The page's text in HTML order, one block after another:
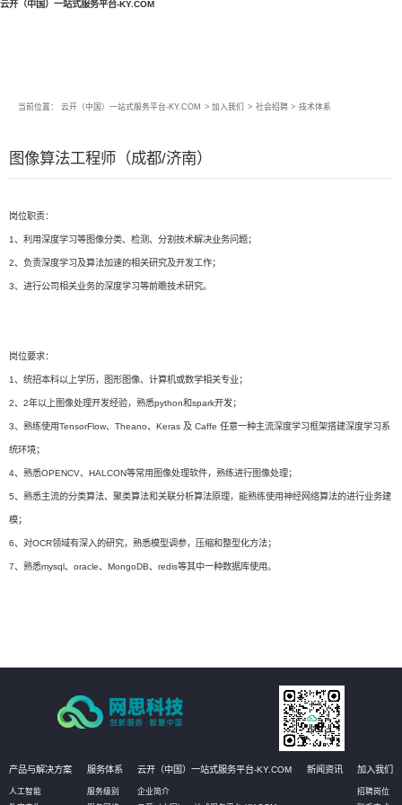
云开（中国）一站式服务平台-KY.COM
当前位置： 云开（中国）一站式服务平台-KY.COM > 加入我们 > 社会招聘 > 技术体系
图像算法工程师（成都/济南）
岗位职责：
1、利用深度学习等图像分类、检测、分割技术解决业务问题；
2、负责深度学习及算法加速的相关研究及开发工作；
3、进行公司相关业务的深度学习等前瞻技术研究。
岗位要求：
1、统招本科以上学历，图形图像、计算机或数学相关专业；
2、2年以上图像处理开发经验，熟悉python和spark开发；
3、熟练使用TensorFlow、Theano、Keras 及 Caffe 任意一种主流深度学习框架搭建深度学习系
统环境；
4、熟悉OPENCV、HALCON等常用图像处理软件，熟练进行图像处理；
5、熟悉主流的分类算法、聚类算法和关联分析算法原理，能熟练使用神经网络算法的进行业务建
模；
6、对OCR领域有深入的研究，熟悉模型调参，压缩和整型化方法；
7、熟悉mysql、oracle、MongoDB、redis等其中一种数据库使用。
产品与解决方案
人工智能
服务体系
服务级别
云开（中国）一站式服务平台-KY.COM
企业简介
新闻资讯 加入我们
招聘岗位